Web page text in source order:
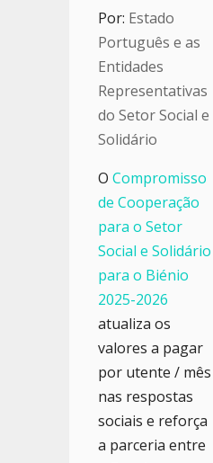
Por: Estado
Português e as
Entidades
Representativas
do Setor Social e
Solidário
O Compromisso
de Cooperação
para o Setor
Social e Solidário
para o Biénio
2025-2026
atualiza os
valores a pagar
por utente / mês
nas respostas
sociais e reforça
a parceria entre